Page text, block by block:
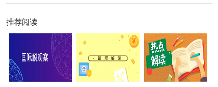
推荐阅读